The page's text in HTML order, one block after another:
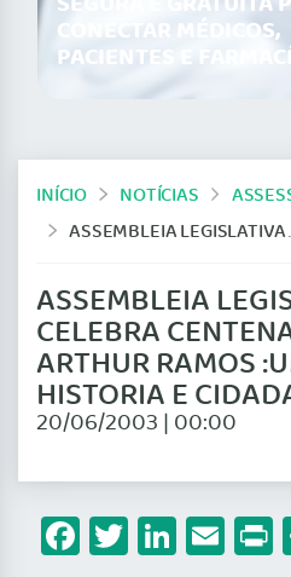
CONECTAR MÉDICOS,
PACIENTES E
INÍCIO NOTÍCIAS
ASSEMBLEIA LEGISLATIVA CELEBRA CENTENARIO DE ARTHUR RAMOS :UMA AULA DE HISTORIA E CIDADANIA
ASSEMBLEIA
CELEBRA
ARTHUR RAMOS
HISTORIA E
20/06/2003 | 00:00
Facebook
Twitter